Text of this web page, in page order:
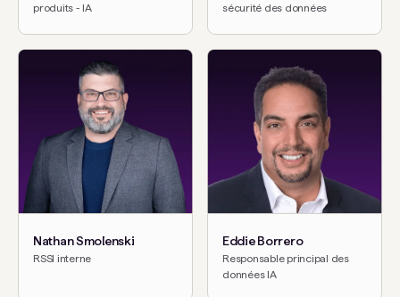
produits - IA
sécurité des données
Nathan Smolenski
RSSI interne
Eddie Borrero
Responsable principal des
données IA